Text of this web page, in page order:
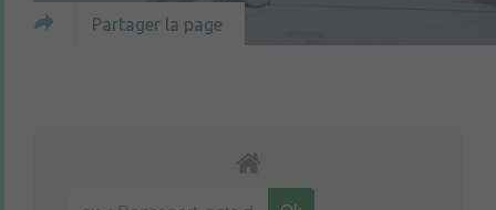
Partager la page